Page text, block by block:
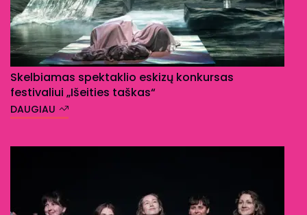
Skelbiamas spektaklio eskizų konkursas
festivaliui „Išeities taškas“
DAUGIAU